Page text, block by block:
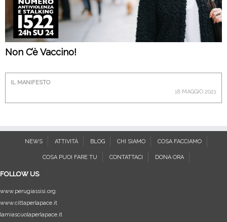
Non C’è Vaccino!
IL MANIFESTO
18 MAGGIO 2021
NEWS ATTIVITÀ BLOG CHI SIAMO COSA FACCIAMO
COSA PUOI FARE TU CONTATTACI DONA ORA
FOLLOW US
www.perugiassisi.org
www.cittaperlapace.it
lamiascuolaperlapace.it